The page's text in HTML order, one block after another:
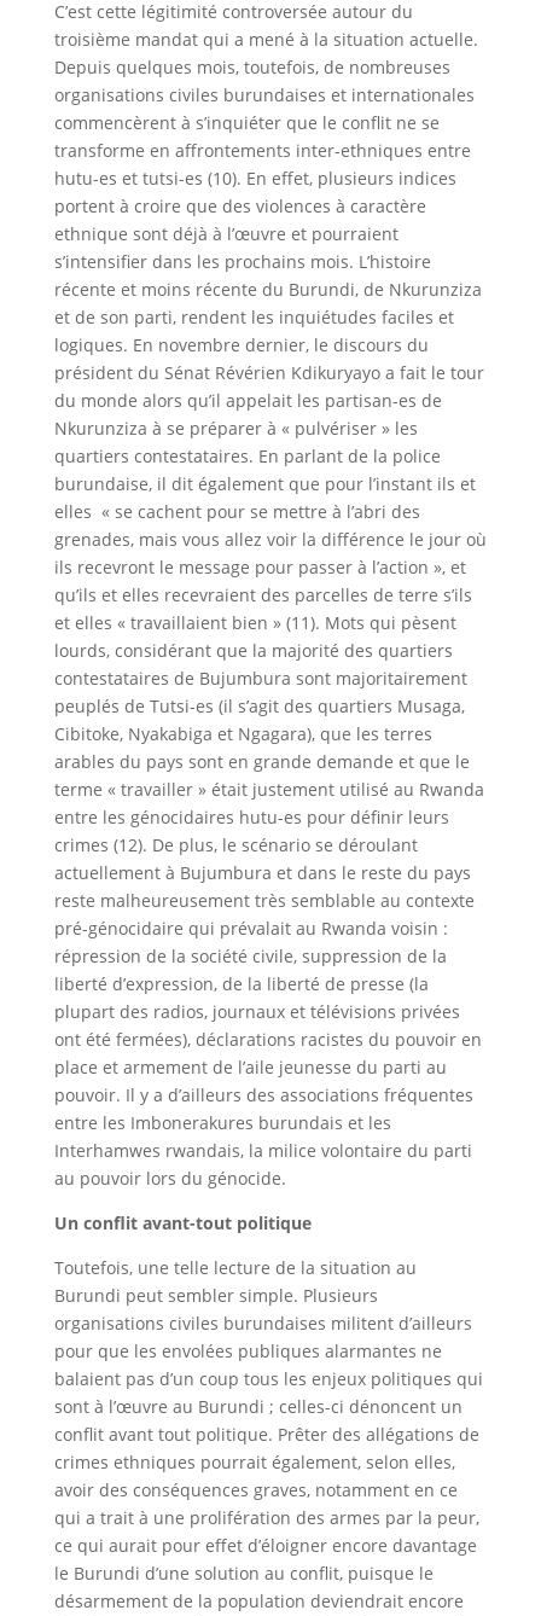
C’est cette légitimité controversée autour du
troisième mandat qui a mené à la situation actuelle.
Depuis quelques mois, toutefois, de nombreuses
organisations civiles burundaises et internationales
commencèrent à s’inquiéter que le conflit ne se
transforme en affrontements inter-ethniques entre
hutu-es et tutsi-es (10). En effet, plusieurs indices
portent à croire que des violences à caractère
ethnique sont déjà à l’œuvre et pourraient
s’intensifier dans les prochains mois. L’histoire
récente et moins récente du Burundi, de Nkurunziza
et de son parti, rendent les inquiétudes faciles et
logiques. En novembre dernier, le discours du
président du Sénat Révérien Kdikuryayo a fait le tour
du monde alors qu’il appelait les partisan-es de
Nkurunziza à se préparer à « pulvériser » les
quartiers contestataires. En parlant de la police
burundaise, il dit également que pour l’instant ils et
elles « se cachent pour se mettre à l’abri des
grenades, mais vous allez voir la différence le jour où
ils recevront le message pour passer à l’action », et
qu’ils et elles recevraient des parcelles de terre s’ils
et elles « travaillaient bien » (11). Mots qui pèsent
lourds, considérant que la majorité des quartiers
contestataires de Bujumbura sont majoritairement
peuplés de Tutsi-es (il s’agit des quartiers Musaga,
Cibitoke, Nyakabiga et Ngagara), que les terres
arables du pays sont en grande demande et que le
terme « travailler » était justement utilisé au Rwanda
entre les génocidaires hutu-es pour définir leurs
crimes (12). De plus, le scénario se déroulant
actuellement à Bujumbura et dans le reste du pays
reste malheureusement très semblable au contexte
pré-génocidaire qui prévalait au Rwanda voisin :
répression de la société civile, suppression de la
liberté d’expression, de la liberté de presse (la
plupart des radios, journaux et télévisions privées
ont été fermées), déclarations racistes du pouvoir en
place et armement de l’aile jeunesse du parti au
pouvoir. Il y a d’ailleurs des associations fréquentes
entre les Imbonerakures burundais et les
Interhamwes rwandais, la milice volontaire du parti
au pouvoir lors du génocide.
Un conflit avant-tout politique
Toutefois, une telle lecture de la situation au
Burundi peut sembler simple. Plusieurs
organisations civiles burundaises militent d’ailleurs
pour que les envolées publiques alarmantes ne
balaient pas d’un coup tous les enjeux politiques qui
sont à l’œuvre au Burundi ; celles-ci dénoncent un
conflit avant tout politique. Prêter des allégations de
crimes ethniques pourrait également, selon elles,
avoir des conséquences graves, notamment en ce
qui a trait à une prolifération des armes par la peur,
ce qui aurait pour effet d’éloigner encore davantage
le Burundi d’une solution au conflit, puisque le
désarmement de la population deviendrait encore